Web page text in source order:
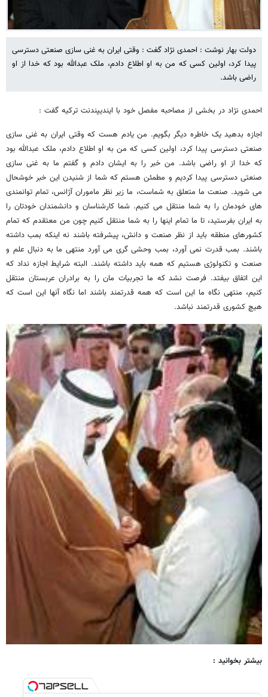
دولت بهار نوشت : احمدی نژاد گغت : وقتی ایران به غنی سازی صنعتی دسترسی
پیدا کرد، اولین کسی که من به او اطلاع دادم، ملک عبدالله بود که خدا از او
راضی باشد.
احمدی نژاد در بخشی از مصاحبه مفصل خود با ایندیپندنت ترکیه گفت :
اجازه بدهید یک خاطره دیگر بگویم. من یادم هست که وقتی ایران به غنی سازی
صنعتی دسترسی پیدا کرد، اولین کسی که من به او اطلاع دادم، ملک عبدالله بود
که خدا از او راضی باشد. من خبر را به ایشان دادم و گفتم ما به غنی سازی
صنعتی دسترسی پیدا کردیم و مطمئن هستم که شما از شنیدن این خبر خوشحال
می شوید. صنعت ما متعلق به شماست، ما زیر نظر ماموران آژانس، تمام توانمندی
های خودمان را به شما منتقل می کنیم. شما کارشناسان و دانشمندان خودتان را
به ایران بفرستید، تا ما تمام اینها را به شما منتقل کنیم چون من معتقدم که تمام
کشورهای منطقه باید از نظر صنعت و دانش، پیشرفته باشند نه اینکه بمب داشته
باشند. بمب قدرت نمی آورد، بمب وحشی گری می آورد منتهی ما به دنبال علم و
صنعت و تکنولوژی هستیم که همه باید داشته باشند. البته شرایط اجازه نداد که
این اتفاق بیفتد. فرصت نشد که ما تجربیات مان را به برادران عربستان منتقل
کنیم، منتهی نگاه ما این است که همه قدرتمند باشند اما نگاه آنها این است که
هیچ کشوری قدرتمند نباشد.
بیشتر بخوانید :